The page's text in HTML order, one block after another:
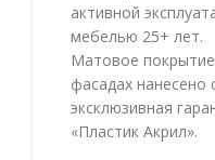
активной
мебелью 25+ лет.
Матовое
фасадах нанесено
эксклюзивная
«Пластик Акрил».